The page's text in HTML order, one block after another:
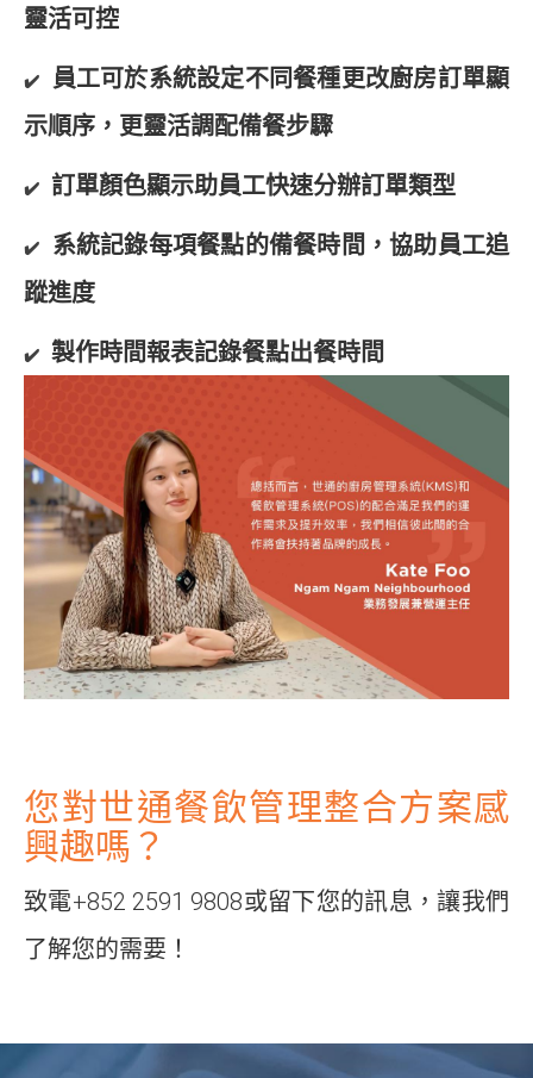
靈活可控
✔️
員工可於系統設定不同餐種更改廚房訂單顯
示順序，更靈活調配備餐步驟
✔️ 訂單顏色顯示助員工快速分辦訂單類型
✔️
系統記錄每項餐點的備餐時間，協助員工追
蹤進度
✔️ 製作時間報表記錄餐點出餐時間
您對世通餐飲管理整合方案感
興趣嗎？
致電+852 2591 9808或留下您的訊息 ，讓我們
了解您的需要！